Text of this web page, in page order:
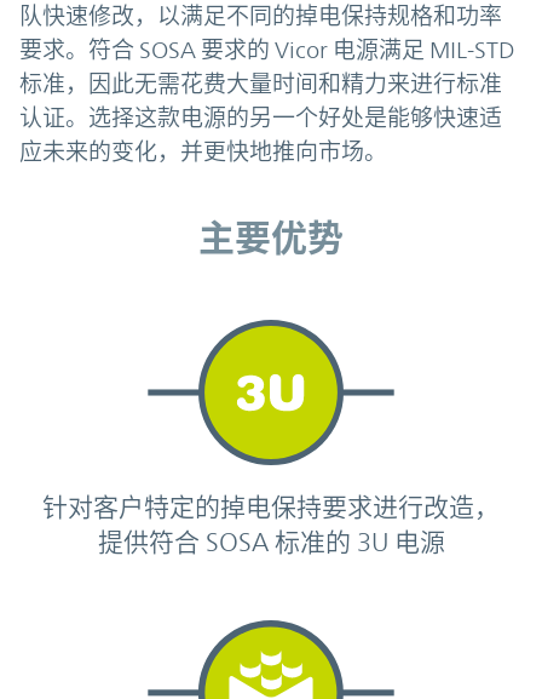
队快速修改，以满足不同的掉电保持规格和功率
要求。符合 SOSA 要求的 Vicor 电源满足 MIL-STD
标准，因此无需花费大量时间和精力来进行标准
认证。选择这款电源的另一个好处是能够快速适
应未来的变化，并更快地推向市场。
主要优势
针对客户特定的掉电保持要求进行改造，
提供符合 SOSA 标准的 3U 电源